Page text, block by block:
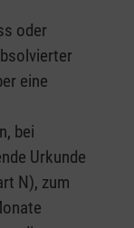
eine
bei
Urkunde
N), zum